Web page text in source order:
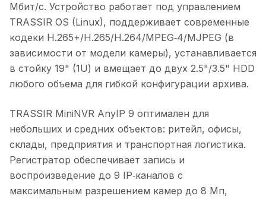
Мбит/с. Устройство работает под управлением
TRASSIR OS (Linux), поддерживает современные
кодеки H.265+/H.265/H.264/MPEG‑4/MJPEG (в
зависимости от модели камеры), устанавливается
в стойку 19" (1U) и вмещает до двух 2.5"/3.5" HDD
любого объема для гибкой конфигурации архива.
TRASSIR MiniNVR AnyIP 9 оптимален для
небольших и средних объектов: ритейл, офисы,
склады, предприятия и транспортная логистика.
Регистратор обеспечивает запись и
воспроизведение до 9 IP‑каналов с
максимальным разрешением камер до 8 Мп,